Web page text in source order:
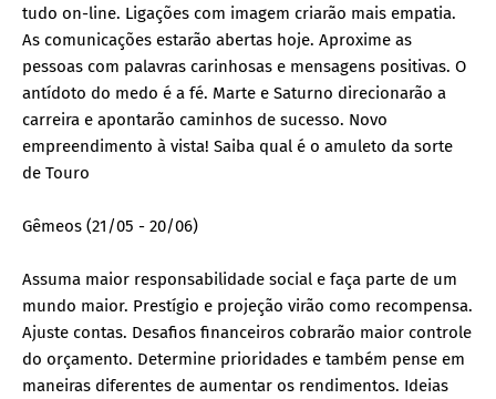
tudo on-line. Ligações com imagem criarão mais empatia.
As comunicações estarão abertas hoje. Aproxime as
pessoas com palavras carinhosas e mensagens positivas. O
antídoto do medo é a fé. Marte e Saturno direcionarão a
carreira e apontarão caminhos de sucesso. Novo
empreendimento à vista! Saiba qual é o amuleto da sorte
de Touro
Gêmeos (21/05 - 20/06)
Assuma maior responsabilidade social e faça parte de um
mundo maior. Prestígio e projeção virão como recompensa.
Ajuste contas. Desafios financeiros cobrarão maior controle
do orçamento. Determine prioridades e também pense em
maneiras diferentes de aumentar os rendimentos. Ideias